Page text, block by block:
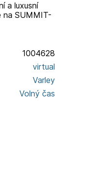
a luxusní
na SUMMIT-
1004628
virtual
Varley
Volný čas